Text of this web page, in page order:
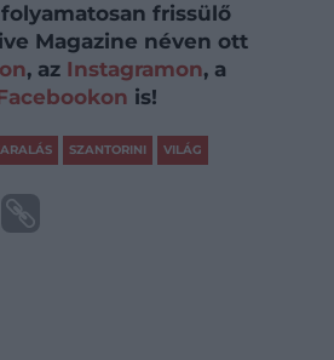
frissülő
Magazine néven ott
, az Instagramon, a
is!
SZANTORINI VILÁG